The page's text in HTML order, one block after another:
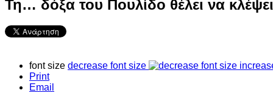
Τη… δόξα του Πουλίδο θέλει να
font size decrease font size
Print
Email